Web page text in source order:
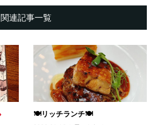
関連記事一覧
🍽リッチランチ🍽